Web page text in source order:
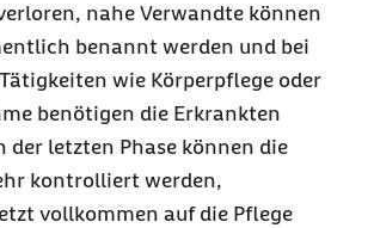
nahe Verwandte können
benannt werden und bei
wie Körperpflege oder
benötigen die Erkrankten
der letzten Phase können die
kontrolliert werden,
vollkommen auf die Pflege